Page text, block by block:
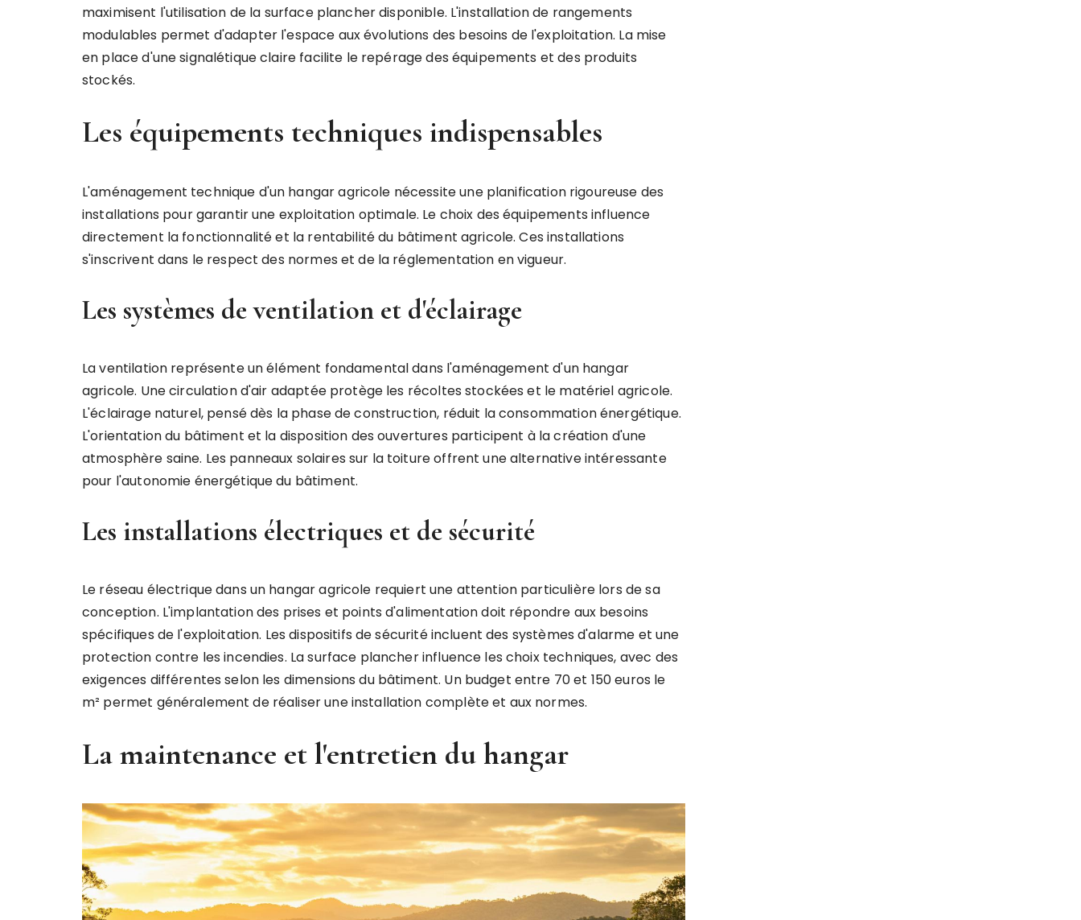
maximisent l'utilisation de la surface plancher disponible. L'installation de rangements
modulables permet d'adapter l'espace aux évolutions des besoins de l'exploitation. La mise
en place d'une signalétique claire facilite le repérage des équipements et des produits
stockés.
Les équipements techniques indispensables
L'aménagement technique d'un hangar agricole nécessite une planification rigoureuse des
installations pour garantir une exploitation optimale. Le choix des équipements influence
directement la fonctionnalité et la rentabilité du bâtiment agricole. Ces installations
s'inscrivent dans le respect des normes et de la réglementation en vigueur.
Les systèmes de ventilation et d'éclairage
La ventilation représente un élément fondamental dans l'aménagement d'un hangar
agricole. Une circulation d'air adaptée protège les récoltes stockées et le matériel agricole.
L'éclairage naturel, pensé dès la phase de construction, réduit la consommation énergétique.
L'orientation du bâtiment et la disposition des ouvertures participent à la création d'une
atmosphère saine. Les panneaux solaires sur la toiture offrent une alternative intéressante
pour l'autonomie énergétique du bâtiment.
Les installations électriques et de sécurité
Le réseau électrique dans un hangar agricole requiert une attention particulière lors de sa
conception. L'implantation des prises et points d'alimentation doit répondre aux besoins
spécifiques de l'exploitation. Les dispositifs de sécurité incluent des systèmes d'alarme et une
protection contre les incendies. La surface plancher influence les choix techniques, avec des
exigences différentes selon les dimensions du bâtiment. Un budget entre 70 et 150 euros le
m² permet généralement de réaliser une installation complète et aux normes.
La maintenance et l'entretien du hangar